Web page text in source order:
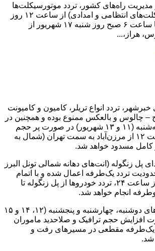
راه‌های کشور، تردد موتورسیکلت‌ها
(به استثناء موتورسیکلت‌های انتظامی و امدادی) از ساعت ۱۲ روز
یکشنبه ۱۱ شهریور تا ساعت ۶ صبح روز شنبه ۱۷ شهریور از
هراز،...
تردد انواع تریلر، کامیون و کامیونت
– چالوس و بالعکس ممنوع بوده و همچنین در
روز‌های یکشنبه و سه‌شنبه (۱۱ و ۱۳ شهریور) در صورت پر حجم
بودن ترافیک، از ساعت ۱۲ از مرزن‌آباد به سمت تهران (شمال به
مسدود خواهد شد.
و از ابتدای پل زنگوله (انت‌های دهانه شمالی تونل البرز
تردد یک‌طرفه اعمال شده و با اتمام
محدودیت یک‌طرفه از ساعت ۲۴، تردد خودرو‌ها از پل زنگوله تا
انجام خواهد شد.
گفتنی است، در روز‌های دوشنبه، چهارشنبه و پنجشنبه (۱۲، ۱۴ و ۱۵
افزایش حجم ترافیک و صلاحدید ماموران
یک‌طرفه مقطعی در مسیر‌های رفت و
شد.